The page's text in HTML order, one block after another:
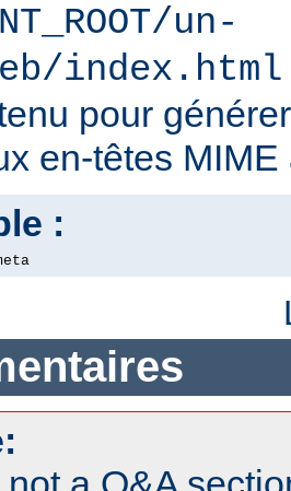
un-
pour
en-têtes
: